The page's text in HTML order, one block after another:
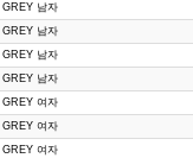
GREY 남자
GREY 남자
GREY 남자
GREY 남자
GREY 여자
GREY 여자
GREY 여자